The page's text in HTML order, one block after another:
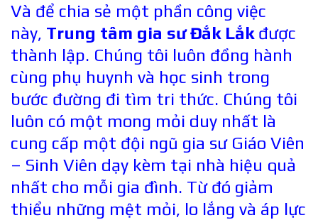
Và để chia sẻ một phần công việc
này, Trung tâm gia sư Đắk Lắk được
thành lập. Chúng tôi luôn đồng hành
cùng phụ huynh và học sinh trong
bước đường đi tìm tri thức. Chúng tôi
luôn có một mong mỏi duy nhất là
cung cấp một đội ngũ gia sư Giáo Viên
– Sinh Viên dạy kèm tại nhà hiệu quả
nhất cho mỗi gia đình. Từ đó giảm
thiểu những mệt mỏi, lo lắng và áp lực